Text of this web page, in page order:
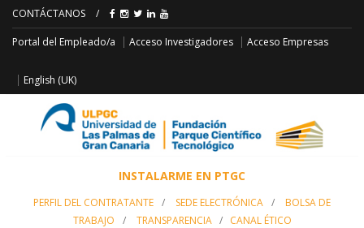
CONTÁCTANOS /
Portal del Empleado/a Acceso Investigadores Acceso Empresas
English (UK)
INSTALARME EN PTGC
PERFIL DEL CONTRATANTE / SEDE ELECTRÓNICA /
BOLSA DE
TRABAJO
/ TRANSPARENCIA/ CANAL ÉTICO